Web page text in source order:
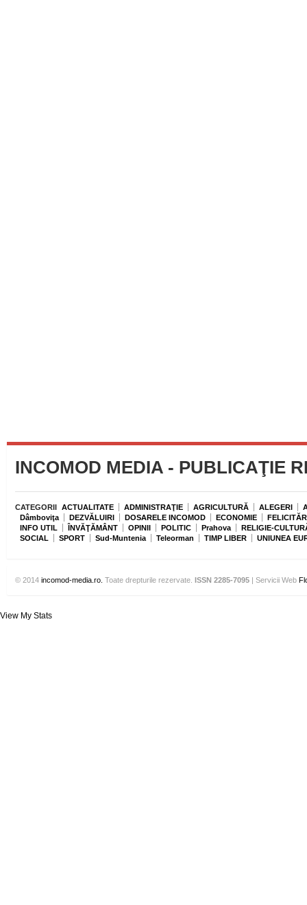
INCOMOD MEDIA - PUBLICAŢIE
CATEGORII ACTUALITATE ADMINISTRAŢIE AGRICULTURĂ ALEGERI
Dâmboviţa
DEZVĂLUIRI DOSARELE INCOMOD ECONOMIE
INFO UTIL
ÎNVĂŢĂMÂNT OPINII POLITIC Prahova
RELIGIE-
SOCIAL
SPORT Sud-Muntenia Teleorman TIMP LIBER UNIUNEA
© 2014incomod-media.ro. Toate drepturile rezervate. ISSN 2285-7095| Servicii Web
View My Stats